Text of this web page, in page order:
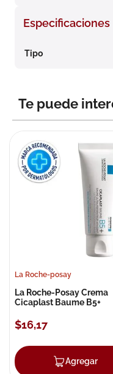
Especificaciones
Tipo
Te puede
La Roche-posay
La Roche-Posay Crema
Cicaplast Baume B5+
$16,17
Agregar